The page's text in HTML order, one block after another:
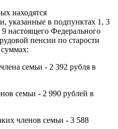
находятся
указанные в подпунктах 1, 3
настоящего Федерального
пенсии по старости
семьи - 2 392 рубля в
семьи - 2 990 рублей в
членов семьи - 3 588